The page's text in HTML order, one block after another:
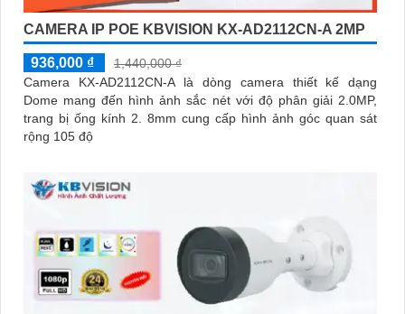
CAMERA IP POE KBVISION KX-AD2112CN-A 2MP
936,000 ₫
1,440,000 ₫
Camera KX-AD2112CN-A là dòng camera thiết kế dạng
Dome mang đến hình ảnh sắc nét với độ phân giải 2.0MP,
trang bị ống kính 2. 8mm cung cấp hình ảnh góc quan sát
rộng 105 độ